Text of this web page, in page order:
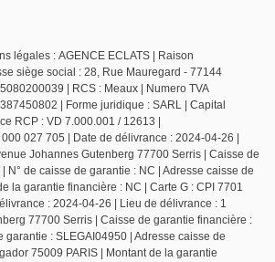
légales : AGENCE ECLATS | Raison
siège social : 28, Rue Mauregard - 77144
| RCS : Meaux | Numero TVA
| Forme juridique : SARL | Capital
RCP : VD 7.000.001 / 12613 |
027 705 | Date de délivrance : 2024-04-26 |
Johannes Gutenberg 77700 Serris | Caisse de
N° de caisse de garantie : NC | Adresse caisse de
la garantie financière : NC | Carte G : CPI 7701
: 2024-04-26 | Lieu de délivrance : 1
77700 Serris | Caisse de garantie financière :
garantie : SLEGAI04950 | Adresse caisse de
75009 PARIS | Montant de la garantie